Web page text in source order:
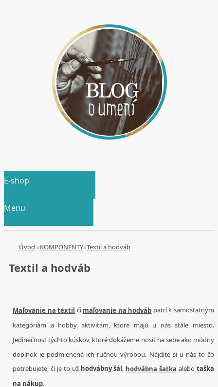
E-shop
Menu
Úvod »KOMPONENTY»Textil a hodváb
Textil a hodváb
Maľovanie na textil či maľovanie na hodváb patrí k samostatným
kategóriám a hobby aktivitám, ktoré majú u nás stále miesto.
Jedinečnosť týchto kúskov, ktoré dokážeme nosiť na sebe ako módny
doplnok je podmienená ich ručnou výrobou. Nájdite si u nás to čo
potrebujete, či je to už hodvábny šál, hodvábna šatka alebotaška
na nákup.